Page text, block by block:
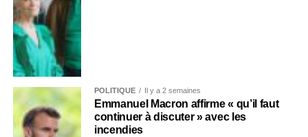
POLITIQUE Il y a 2 semaines
Emmanuel Macron affirme « qu’il faut
continuer à discuter » avec les
incendies